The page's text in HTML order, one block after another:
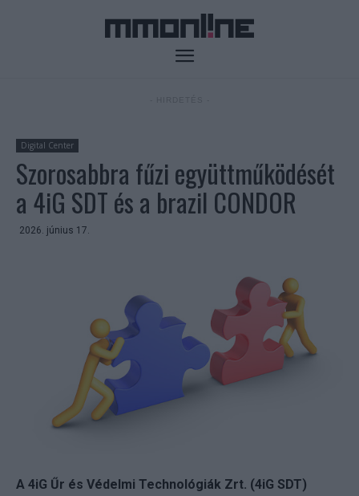
Digital Center
Szorosabbra fűzi együttműködését
a 4iG SDT és a brazil CONDOR
2026. június 17.
A 4iG Űr és Védelmi Technológiák Zrt. (4iG SDT)